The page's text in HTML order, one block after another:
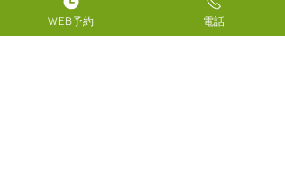
心と体のつながりを重視し、必要に応じて心理的な
サポートや、専門の心療内科・精神科との連携も視
WEB予約 電話